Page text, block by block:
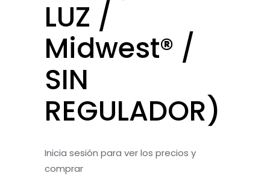
LUZ /
Midwest® /
SIN
REGULADOR)
Inicia sesión para ver los precios y
comprar